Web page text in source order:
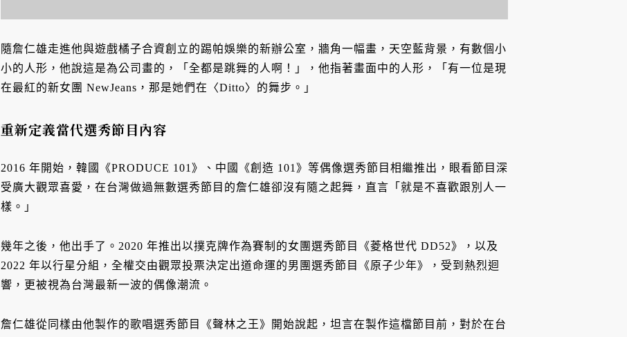
隨詹仁雄走進他與遊戲橘子合資創立的踢帕娛樂的新辦公室，牆角一幅畫，天空藍背景，有數個小
小的人形，他說這是為公司畫的，「全都是跳舞的人啊！」，他指著畫面中的人形，「有一位是現
在最紅的新女團 NewJeans，那是她們在〈Ditto〉的舞步。」
重新定義當代選秀節目內容
2016 年開始，韓國《PRODUCE 101》、中國《創造 101》等偶像選秀節目相繼推出，眼看節目深
受廣大觀眾喜愛，在台灣做過無數選秀節目的詹仁雄卻沒有隨之起舞，直言「就是不喜歡跟別人一
樣。」
幾年之後，他出手了。2020 年推出以撲克牌作為賽制的女團選秀節目《菱格世代 DD52》，以及
2022 年以行星分組，全權交由觀眾投票決定出道命運的男團選秀節目《原子少年》，受到熱烈迴
響，更被視為台灣最新一波的偶像潮流。
詹仁雄從同樣由他製作的歌唱選秀節目《聲林之王》開始說起，坦言在製作這檔節目前，對於在台